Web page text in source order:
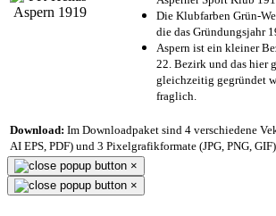
Die Klubfarben Grün-
die das Gründungsjahr
Aspern ist ein kleiner
22. Bezirk und das hier
gleichzeitig gegründet
fraglich.
Download: Im Downloadpaket sind 4 verschiedene
AI EPS, PDF) und 3 Pixelgrafikformate (JPG, PNG,
×
×